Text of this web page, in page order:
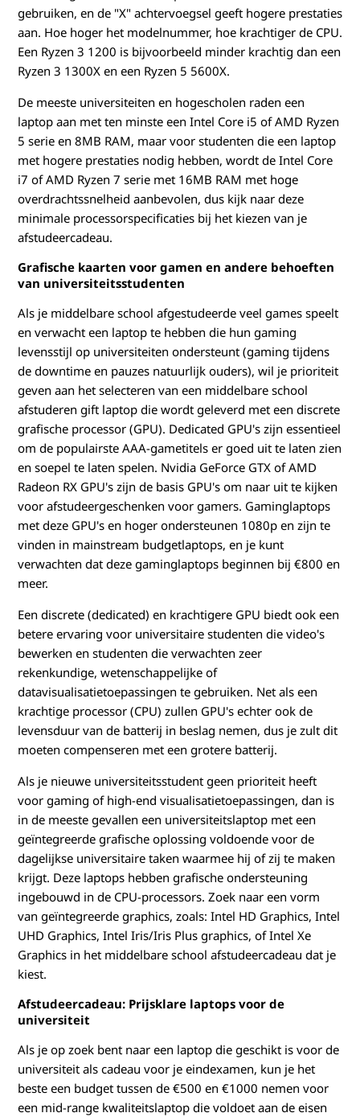
gebruiken, en de "X" achtervoegsel geeft hogere prestaties
aan. Hoe hoger het modelnummer, hoe krachtiger de CPU.
Een Ryzen 3 1200 is bijvoorbeeld minder krachtig dan een
Ryzen 3 1300X en een Ryzen 5 5600X.
De meeste universiteiten en hogescholen raden een
laptop aan met ten minste een Intel Core i5 of AMD Ryzen
5 serie en 8MB RAM, maar voor studenten die een laptop
met hogere prestaties nodig hebben, wordt de Intel Core
i7 of AMD Ryzen 7 serie met 16MB RAM met hoge
overdrachtssnelheid aanbevolen, dus kijk naar deze
minimale processorspecificaties bij het kiezen van je
afstudeercadeau.
Grafische kaarten voor gamen en andere behoeften
van universiteitsstudenten
Als je middelbare school afgestudeerde veel games speelt
en verwacht een laptop te hebben die hun gaming
levensstijl op universiteiten ondersteunt (gaming tijdens
de downtime en pauzes natuurlijk ouders), wil je prioriteit
geven aan het selecteren van een middelbare school
afstuderen gift laptop die wordt geleverd met een discrete
grafische processor (GPU). Dedicated GPU's zijn essentieel
om de populairste AAA-gametitels er goed uit te laten zien
en soepel te laten spelen. Nvidia GeForce GTX of AMD
Radeon RX GPU's zijn de basis GPU's om naar uit te kijken
voor afstudeergeschenken voor gamers. Gaminglaptops
met deze GPU's en hoger ondersteunen 1080p en zijn te
vinden in mainstream budgetlaptops, en je kunt
verwachten dat deze gaminglaptops beginnen bij €800 en
meer.
Een discrete (dedicated) en krachtigere GPU biedt ook een
betere ervaring voor universitaire studenten die video's
bewerken en studenten die verwachten zeer
rekenkundige, wetenschappelijke of
datavisualisatietoepassingen te gebruiken. Net als een
krachtige processor (CPU) zullen GPU's echter ook de
levensduur van de batterij in beslag nemen, dus je zult dit
moeten compenseren met een grotere batterij.
Als je nieuwe universiteitsstudent geen prioriteit heeft
voor gaming of high-end visualisatietoepassingen, dan is
in de meeste gevallen een universiteitslaptop met een
geïntegreerde grafische oplossing voldoende voor de
dagelijkse universitaire taken waarmee hij of zij te maken
krijgt. Deze laptops hebben grafische ondersteuning
ingebouwd in de CPU-processors. Zoek naar een vorm
van geïntegreerde graphics, zoals: Intel HD Graphics, Intel
UHD Graphics, Intel Iris/Iris Plus graphics, of Intel Xe
Graphics in het middelbare school afstudeercadeau dat je
kiest.
Afstudeercadeau: Prijsklare laptops voor de
universiteit
Als je op zoek bent naar een laptop die geschikt is voor de
universiteit als cadeau voor je eindexamen, kun je het
beste een budget tussen de €500 en €1000 nemen voor
een mid-range kwaliteitslaptop die voldoet aan de eisen